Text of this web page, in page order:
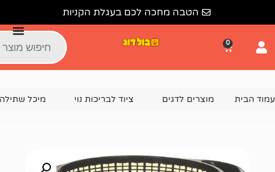
הטבה מחכה לכם בעגלת הקניות
לדגים ציוד לבריכות נוי מיכל שתילה לצמחים